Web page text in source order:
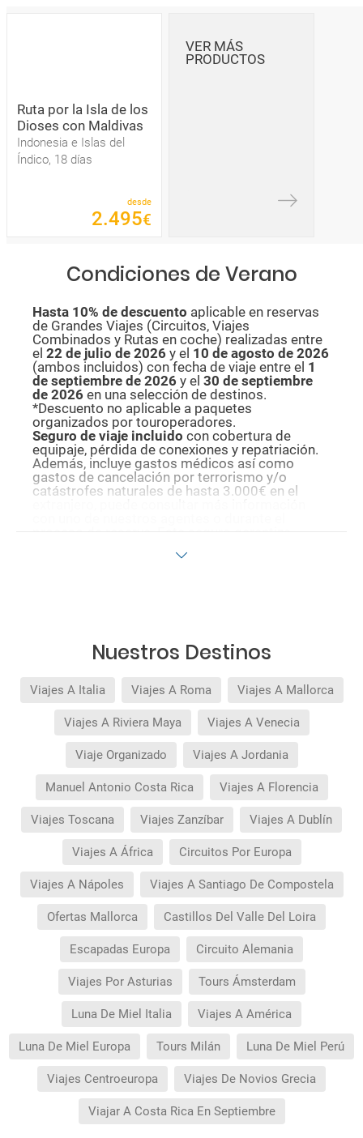
Ruta por la Isla de los
Dioses con Maldivas
Indonesia e Islas del
Índico, 18 días
desde
2.495€
VER MÁS
PRODUCTOS
Condiciones de Verano
Hasta 10% de descuento aplicable en reservas
de Grandes Viajes (Circuitos, Viajes
Combinados y Rutas en coche) realizadas entre
el 22 de julio de 2026 y el 10 de agosto de 2026
(ambos incluidos) con fecha de viaje entre el 1
de septiembre de 2026 y el 30 de septiembre
de 2026 en una selección de destinos.
*Descuento no aplicable a paquetes
organizados por touroperadores.
Seguro de viaje incluido con cobertura de
equipaje, pérdida de conexiones y repatriación.
Además, incluye gastos médicos así como
gastos de cancelación por terrorismo y/o
catástrofes naturales de hasta 3.000€ en el
si quiere reforzar esta asistencia tiene que
Quedan excluidos los productos de terceros de
esta promoción.Nuestros Destinos
Viajes A Italia Viajes A Roma Viajes A Mallorca
Viajes A Riviera Maya Viajes A Venecia
Viaje Organizado Viajes A Jordania
Manuel Antonio Costa Rica Viajes A Florencia
Viajes Toscana Viajes Zanzíbar Viajes A Dublín
Viajes A África Circuitos Por Europa
Viajes A Nápoles Viajes A Santiago De Compostela
Ofertas Mallorca Castillos Del Valle Del Loira
Escapadas Europa Circuito Alemania
Viajes Por Asturias Tours Ámsterdam
Luna De Miel Italia Viajes A América
Luna De Miel Europa Tours Milán Luna De Miel Perú
Viajes Centroeuropa Viajes De Novios Grecia
Viajar A Costa Rica En Septiembre